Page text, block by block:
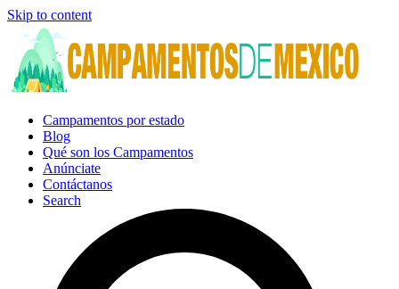
Skip to content
Campamentos por estado
Blog
Qué son los Campamentos
Anúnciate
Contáctanos
Search